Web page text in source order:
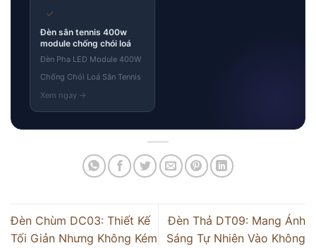
✓
Đèn sân tennis 400w
module chống chói loá
Đèn Pha LED Module 400W
Chống Chói Loá Sân Tennis
Đèn Chùm DC03: Thiết Kế
Tối Giản Nhưng Không Kém
Đèn Thả DT09: Mang Ánh
Sáng Tự Nhiên Vào Không